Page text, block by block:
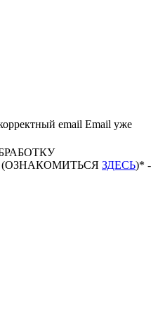
email Email уже
ЗДЕСЬ)* -